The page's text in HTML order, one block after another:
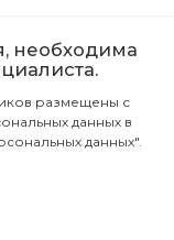
необходима
размещены с
данных в
данных".